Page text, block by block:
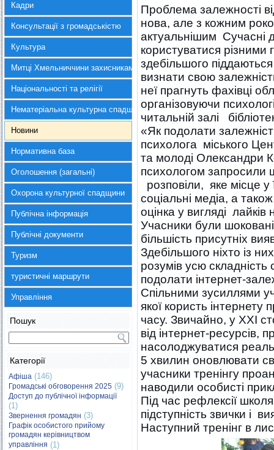
Кадри
Консультації з громадськістю
Культура
Митці Хмельниччини захисникам України
Національності та релігії
Нематеріальна культурна спадщина
Новини
Нормативна база
Оголошення (загальні)
Охорона культурної спадщини
Публічна інформація
Публічні документи
Туризм
туристичні маршрути
Управління
Пошук
Категорії
Афіша (146)
Громадські обговорення 2025 (9)
Доступ до публічної інформації
(1)
Звернення громадян (3)
Графік особистого прийому
громадян керівництвом
управління (1)
Проблема залежності
нова, але з кожним
актуальнішим Сучасні
користуватися різними
здебільшого
визнати свою
неї прагнуть фахівці
організовуючи
читальній залі
«Як подолати
психолога міського
та молоді Олександри
психологом запросили
розповіли, яке місце у
соціальні медіа, а
оцінка у вигляді
Учасники були
більшість присутніх
Здебільшого ніхто із
розумів усю
подолати інтернет-
Спільними зусиллями
якої користь інтернету
часу. Звичайно, у ХХІ
від інтернет-ресурсів,
насолоджуватися
5 хвилин оновлювати
учасники тренінгу
наводили особисті
Під час рефлексії
підступність звички і
Наступний тренінг в